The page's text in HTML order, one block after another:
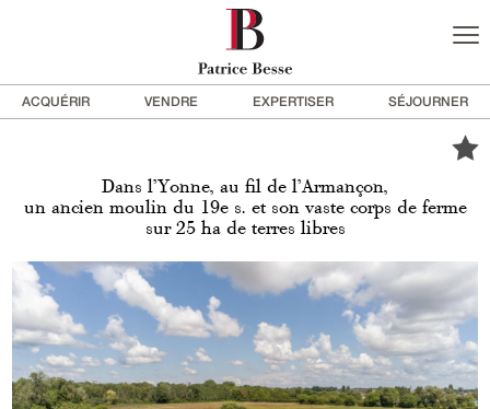
ACQUÉRIR VENDRE EXPERTISER SÉJOURNER
Dans l’Yonne, au fil de l’Armançon,
un ancien moulin du 19e s. et son vaste corps de ferme
sur 25 ha de terres libres